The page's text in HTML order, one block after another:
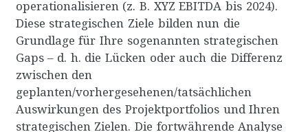
operationalisieren (z. B. XYZ EBITDA bis 2024).
Diese strategischen Ziele bilden nun die
Grundlage für Ihre sogenannten strategischen
Gaps – d. h. die Lücken oder auch die Differenz
zwischen den
geplanten/vorhergesehenen/tatsächlichen
Auswirkungen des Projektportfolios und Ihren
strategischen Zielen. Die fortwährende Analyse